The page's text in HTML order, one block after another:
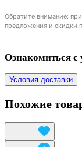
Обратите внимание:
предложения и скидки
Ознакомиться с
Условия доставки
Похожие